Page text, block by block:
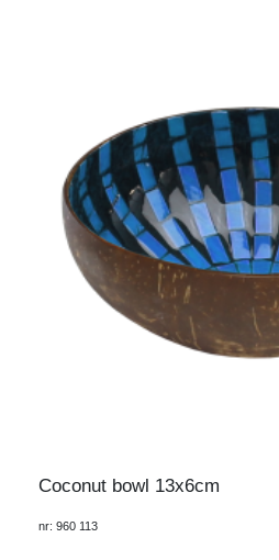
Coconut bowl 13x6cm
nr: 960 113